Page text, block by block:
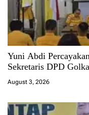
Yuni Abdi
Sekretaris DPD
August 3, 2026